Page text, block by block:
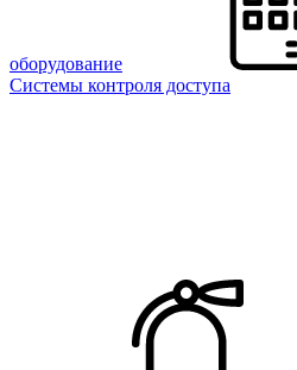
оборудование
Системы контроля доступа